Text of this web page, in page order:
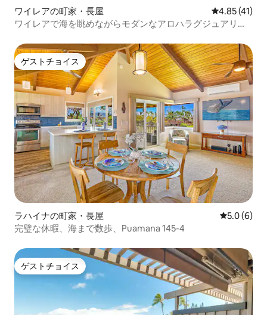
ワイレアの町家・長屋 レビュー41
4.85 (41)
ワイレアで海を眺めながらモダンなアロハラグジュアリー
ゲストチョイス
ゲストチョイス
ラハイナの町家・長屋 レビュー6
5.0 (6)
完璧な休暇、海まで数歩、Puamana 145-4
ゲストチョイス
ゲストチョイス